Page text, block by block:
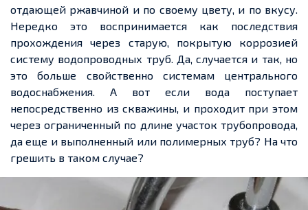
отдающей ржавчиной и по своему цвету, и по вкусу.
Нередко это воспринимается как последствия
прохождения через старую, покрытую коррозией
систему водопроводных труб. Да, случается и так, но
это больше свойственно системам центрального
водоснабжения. А вот если вода поступает
непосредственно из скважины, и проходит при этом
через ограниченный по длине участок трубопровода,
да еще и выполненный или полимерных труб? На что
грешить в таком случае?